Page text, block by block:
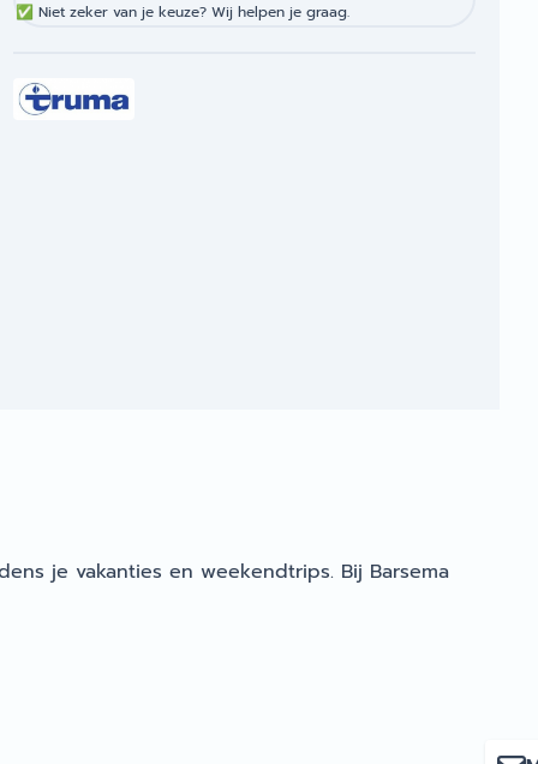
✅Niet zeker van je keuze? Wij helpen je graag.
je vakanties en weekendtrips. Bij Barsema